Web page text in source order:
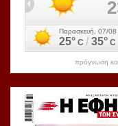
πρόγνωση